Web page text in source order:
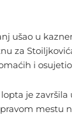
ušao u
za
i
je
mestu